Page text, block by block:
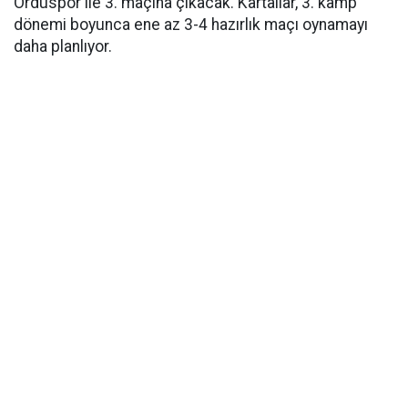
dönemi boyunca ene az 3-4 hazırlık maçı oynamayı
daha planlıyor.